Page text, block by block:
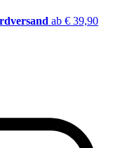
ab € 39,90